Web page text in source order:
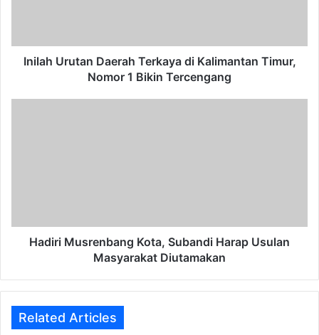
1
BikinInilah Urutan Daerah Terkaya di Kalimantan Timur,
Nomor 1 Bikin Tercengang
Hadiri Musrenbang Kota, Subandi Harap Usulan
Masyarakat Diutamakan
Related Articles